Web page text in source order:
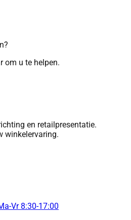
om u te helpen.
en retailpresentatie.
winkelervaring.
Vr 8:30-17:00